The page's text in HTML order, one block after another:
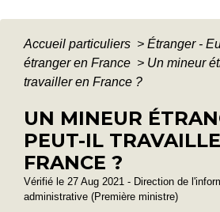
Accueil particuliers > Étranger -
étranger en France > Un mineur
travailler en France ?
UN MINEUR
PEUT-IL
FRANCE ?
Vérifié le 27 Aug 2021 - Direction de
administrative (Première ministre)